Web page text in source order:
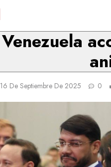
Venezuela
16 De Septiembre De 2025 0